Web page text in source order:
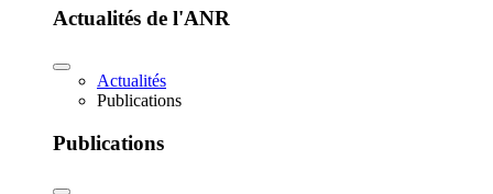
Actualités de l'ANR
Actualités
Publications
Publications